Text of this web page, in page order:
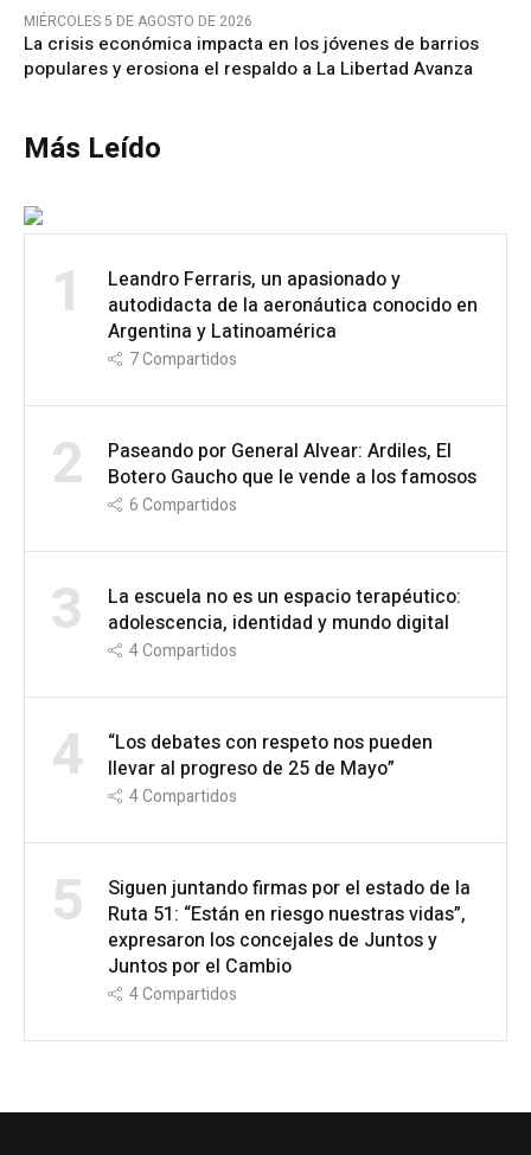
MIÉRCOLES 5 DE AGOSTO DE 2026
La crisis económica impacta en los jóvenes de barrios
populares y erosiona el respaldo a La Libertad Avanza
Más Leído
1
Leandro Ferraris, un apasionado y
autodidacta de la aeronáutica conocido en
Argentina y Latinoamérica
7Compartidos
2
Paseando por General Alvear: Ardiles, El
Botero Gaucho que le vende a los famosos
6Compartidos
3
La escuela no es un espacio terapéutico:
adolescencia, identidad y mundo digital
4Compartidos
4
“Los debates con respeto nos pueden
llevar al progreso de 25 de Mayo”
4Compartidos
5
Siguen juntando firmas por el estado de la
Ruta 51: “Están en riesgo nuestras vidas”,
expresaron los concejales de Juntos y
Juntos por el Cambio
4Compartidos